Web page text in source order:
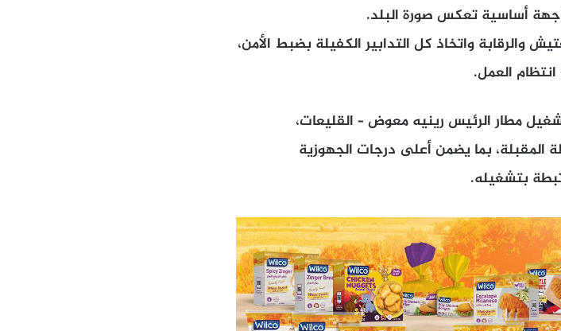
أساسية تعكس صورة البلد.
والرقابة واتخاذ كل التدابير الكفيلة بضبط الأمن،
العمل.
مطار الرئيس رينيه معوض – القليعات،
المقبلة، بما يضمن أعلى درجات الجهوزية
بتشغيله.